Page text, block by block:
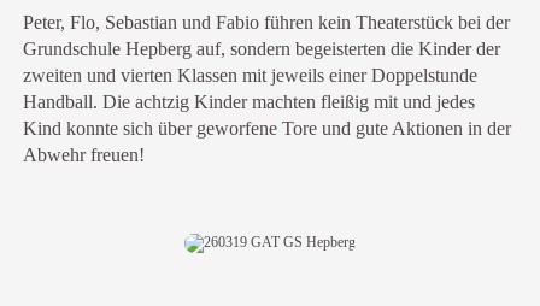
Peter, Flo, Sebastian und Fabio führen kein Theaterstück bei der
Grundschule Hepberg auf, sondern begeisterten die Kinder der
zweiten und vierten Klassen mit jeweils einer Doppelstunde
Handball. Die achtzig Kinder machten fleißig mit und jedes
Kind konnte sich über geworfene Tore und gute Aktionen in der
Abwehr freuen!